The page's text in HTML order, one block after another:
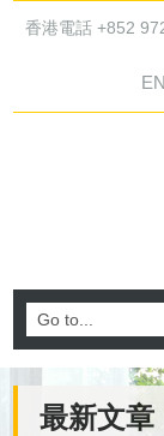
香港電話 +852
最新文章